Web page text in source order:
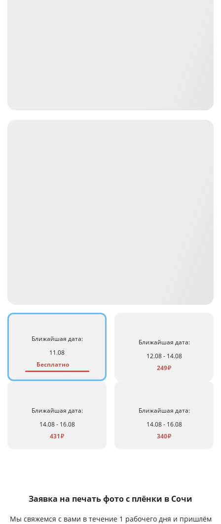
Ближайшая дата:
11.08
Бесплатно
Ближайшая дата:
12.08 - 14.08
249₽
Ближайшая дата:
14.08 - 16.08
431 ₽
Ближайшая дата:
14.08 - 16.08
340₽
Заявка на печать фото с плёнки в Сочи
Мы свяжемся с вами в течение 1 рабочего дня и пришлём